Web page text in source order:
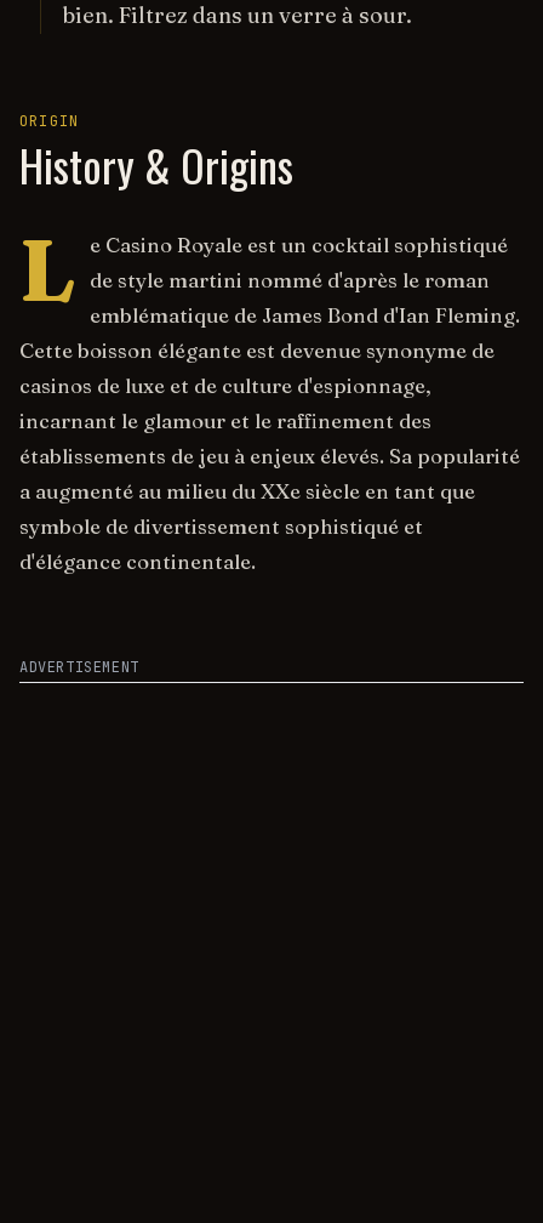
bien. Filtrez dans un verre à sour.
ORIGIN
History & Origins
L
e Casino Royale est un cocktail sophistiqué
de style martini nommé d'après le roman
emblématique de James Bond d'Ian Fleming.
Cette boisson élégante est devenue synonyme de
casinos de luxe et de culture d'espionnage,
incarnant le glamour et le raffinement des
établissements de jeu à enjeux élevés. Sa popularité
a augmenté au milieu du XXe siècle en tant que
symbole de divertissement sophistiqué et
d'élégance continentale.
ADVERTISEMENT